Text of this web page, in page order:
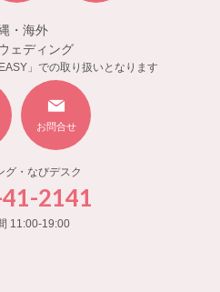
・海外
ェディング
」での取り扱いとなります
お問合せ
グ・なびデスク
2141
11:00-19:00